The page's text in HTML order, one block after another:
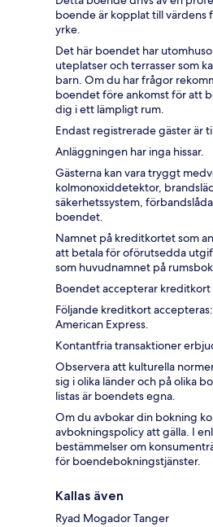
boende är kopplat till värdens
yrke.
Det här boendet har
uteplatser och terrasser som
barn. Om du har frågor
boendet före ankomst för att
dig i ett lämpligt rum.
Endast registrerade gäster är
Anläggningen har inga hissar.
Gästerna kan vara tryggt
kolmonoxiddetektor,
säkerhetssystem,
boendet.
Namnet på kreditkortet som
att betala för oförutsedda
som huvudnamnet på
Boendet accepterar kreditkort
Följande kreditkort
American Express.
Kontantfria transaktioner
Observera att kulturella
sig i olika länder och på olika
listas är boendets egna.
Om du avbokar din bokning
avbokningspolicy att gälla. I
bestämmelser om
för boendebokningstjänster.
Kallas även
Ryad Mogador Tanger